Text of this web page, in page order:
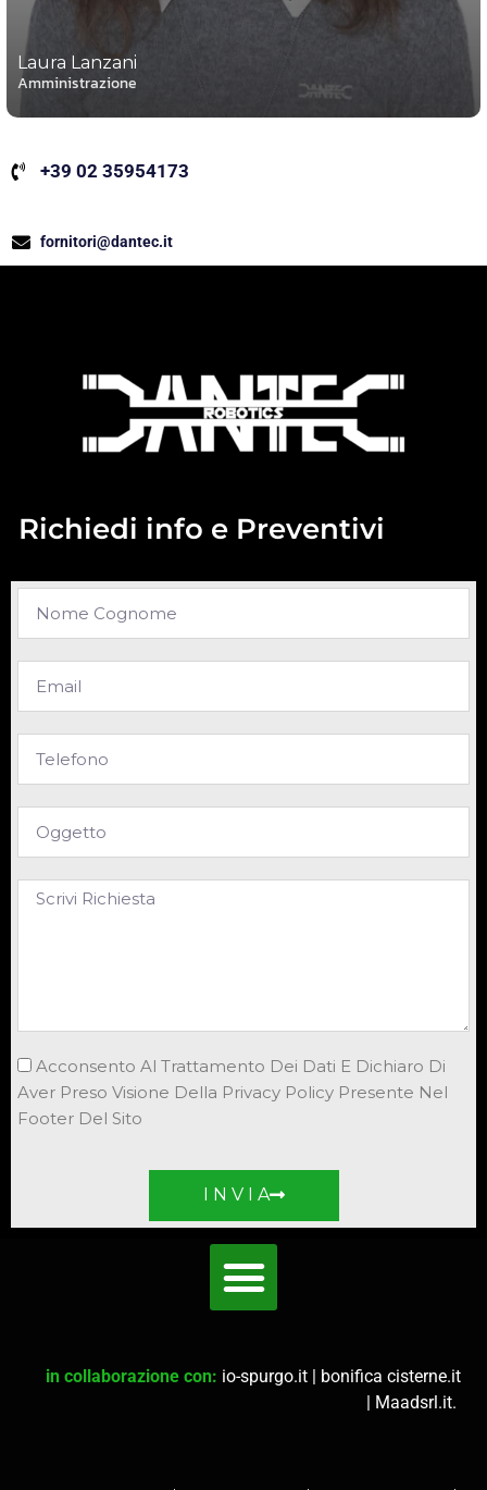
Laura Lanzani
Amministrazione
+39 02 35954173
fornitori@dantec.it
Richiedi info e Preventivi
Acconsento Al Trattamento Dei Dati E Dichiaro Di
Aver Preso Visione Della Privacy Policy Presente Nel
Footer Del Sito
I N V I A
in collaborazione con: io-spurgo.it | bonifica cisterne.it
| Maadsrl.it.